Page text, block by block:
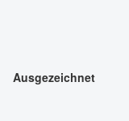
Ausgezeichnet